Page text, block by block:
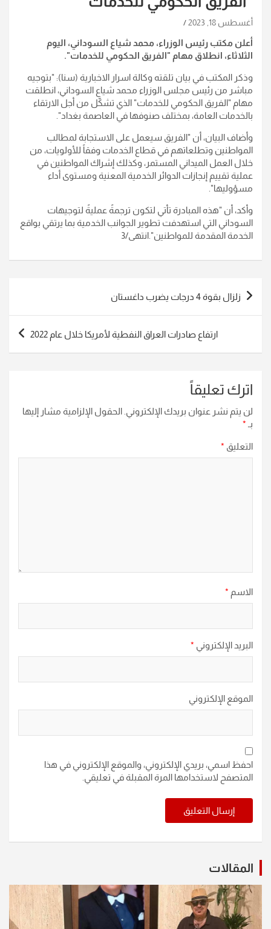
أغسطس 18, 2023
أعلن مكتب رئيس الوزراء، محمد شياع السوداني، اليوم
الثلاثاء، انطلاق مهام "الفريق الحكومي للخدمات".
وذكر المكتب في بيان تلقته وكالة اسرار الاخبارية (سنا): "بتوجيه
مباشر من رئيس مجلس الوزراء محمد شياع السوداني، انطلقت
مهام "الفريق الحكومي للخدمات" الذي تشكَّل من أجل الارتقاء
بالخدمات العامة، بمختلف صنوفها في العاصمة بغداد".
وأضاف البيان، أن "الفريق سيعمل على الاستجابة لمطالب
المواطنين وتطلعاتهم في قطاع الخدمات وفقاً للأولويات، من
خلال العمل الميداني المستمر، وكذلك إشراك المواطنين في
عملية تقييم إنجازات الدوائر الخدمية المعنية ومستوى أداء
مسؤوليها".
وأكد، أن "هذه المبادرة تأتي لتكون ترجمةً عمليةً لتوجيهات
السوداني التي استهدفت تطوير الجوانب الخدمية بما يرتقي بواقع
الخدمة المقدمة للمواطنين".انتهى/3
تصفّح
المقالات
زلزال بقوة 4 درجات يضرب داغستان
ارتفاع صادرات العراق النفطية لأمريكا خلال عام 2022
اترك تعليقاً
لن يتم نشر عنوان بريدك الإلكتروني. الحقول الإلزامية مشار إليها
بـ *
التعليق *
الاسم *
البريد الإلكتروني *
الموقع الإلكتروني
احفظ اسمي، بريدي الإلكتروني، والموقع الإلكتروني في هذا
المتصفح لاستخدامها المرة المقبلة في تعليقي.
المقالات